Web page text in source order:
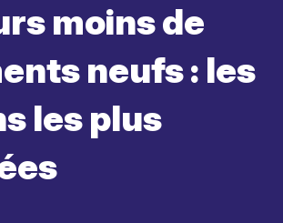
moins de
neufs : les
les plus